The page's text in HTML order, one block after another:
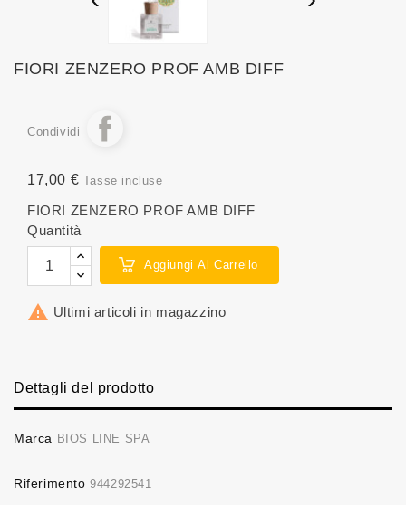
FIORI ZENZERO PROF AMB DIFF
Condividi
17,00 € Tasse incluse
FIORI ZENZERO PROF AMB DIFF
Quantità
Aggiungi Al Carrello
 Ultimi articoli in magazzino
Dettagli del prodotto
Marca BIOS LINE SPA
Riferimento 944292541